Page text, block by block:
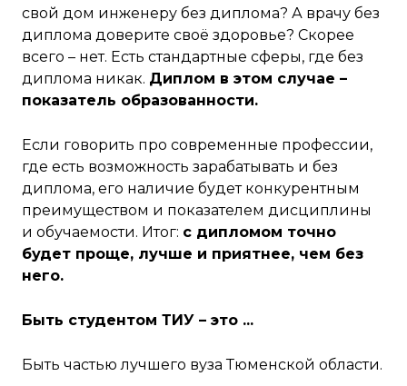
свой дом инженеру без диплома? А врачу без
диплома доверите своё здоровье? Скорее
всего – нет. Есть стандартные сферы, где без
диплома никак. Диплом в этом случае –
показатель образованности.
Если говорить про современные профессии,
где есть возможность зарабатывать и без
диплома, его наличие будет конкурентным
преимуществом и показателем дисциплины
и обучаемости. Итог: с дипломом точно
будет проще, лучше и приятнее, чем без
него.
Быть студентом ТИУ – это ...
Быть частью лучшего вуза Тюменской области.